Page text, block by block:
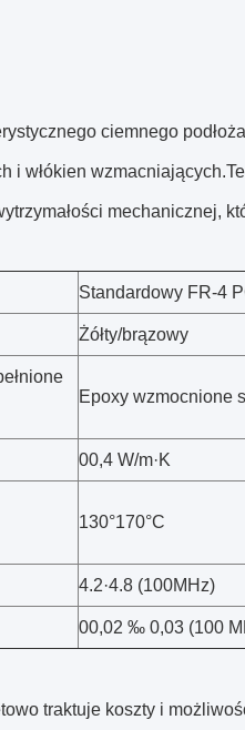
ciemnego
i włókien
mechanicznej,
Standardowy FR-4
Żółty/brązowy
Epoxy wzmocnione
00,4 W/m·K
130°170°C
4.2·4.8 (100MHz)
00,02 ‰ 0,03 (100
traktuje koszty i